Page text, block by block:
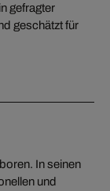
gefragter
geschätzt für
In seinen
und